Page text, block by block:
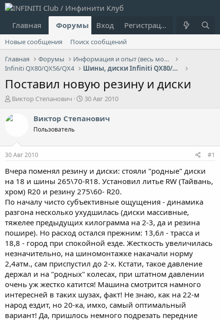
Главная Форумы Что нового?
Вход Регистрация
Новые сообщения
Поиск сообщений
Главная
Форумы
Информация и опыт (весь модельный ряд Infiniti)
Infiniti QX80/QX56/QX4
Шины, диски Infiniti QX80/QX56/QX4
Поставил новую резину и диски
А
т
е
м
ы
Виктор Степанович
Д
т
л
а
30 Авг 2010
Виктор Степанович
Пользователь
30 Авг 2010 #1
Вчера поменял резину и диски: стояли "родные" диски
на 18 и шины 265\70-R18. Установил литье RW (Тайвань,
хром) R20 и резину 275\60- R20.
По началу чисто субъективные ощущения - динамика
разгона несколько ухудшилась (диски массивные,
тяжелее предыдущих килограмма на 2-3, да и резина
пошире). Но расход остался прежним: 13,6л - трасса и
18,8 - город при спокойной езде. Жесткость увеличилась
незначительно, на шиномонтажке накачали норму
2,4атм., сам приспустил до 2-х. Кстати, такое давление
держал и на "родных" колесах, при штатном давлении
очень уж жестко катится! Машина смотрится намного
интересней в таких шузах, факт! Не знаю, как на 22-м
народ ездит, но 20-ка, имхо, самый оптимальный
вариант! Да, пришлось немного подрезать передние